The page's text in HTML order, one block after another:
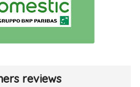
reviews